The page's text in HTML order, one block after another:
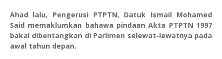
Ahad lalu, Pengerusi PTPTN, Datuk Ismail Mohamed
Said memaklumkan bahawa pindaan Akta PTPTN 1997
bakal dibentangkan di Parlimen selewat-lewatnya pada
awal tahun depan.